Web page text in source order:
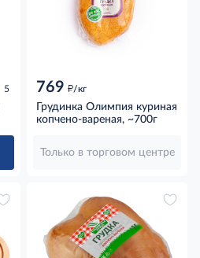
5 769 д/кг
Грудинка Олимпия куриная
копчено-вареная, ~700г
Только в торговом центре